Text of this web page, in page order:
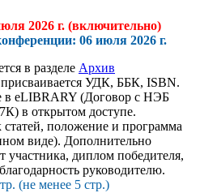
2026 г. (включительно)
06 июля 2026 г.
в разделе Архив
УДК, ББК, ISBN.
в eLIBRARY (Договор с НЭБ
в открытом доступе.
положение и программа
виде). Дополнительно
участника, диплом победителя,
руководителю.
(не менее 5 стр.)